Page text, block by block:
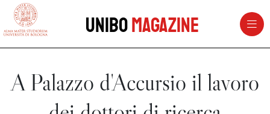
vai al contenuto della pagina
UniboMagazine
A Palazzo d'Accursio il lavoro